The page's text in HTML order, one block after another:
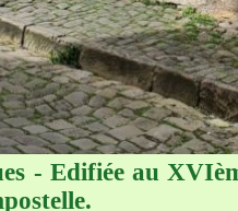
- Edifiée au